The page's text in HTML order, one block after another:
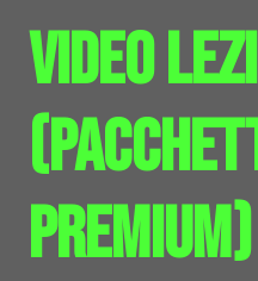
Video
premium)